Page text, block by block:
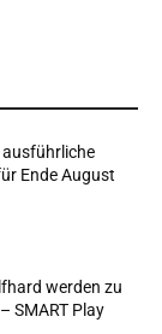
ausführliche
Ende August
werden zu
SMART Play